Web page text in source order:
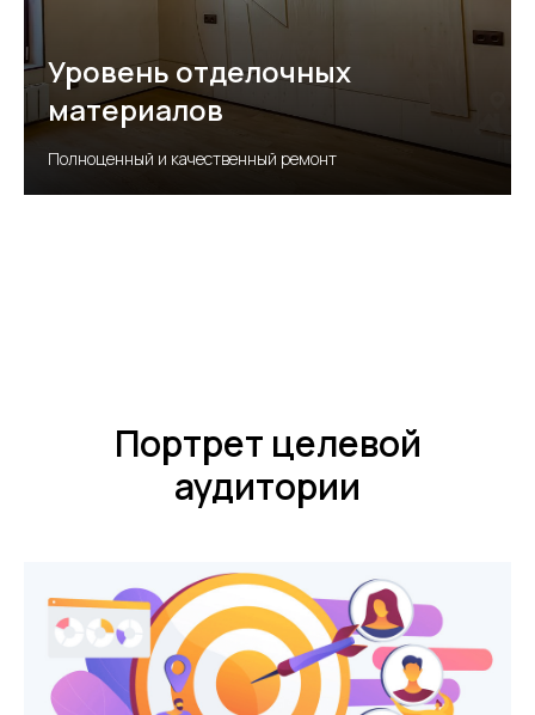
Уровень отделочных
материалов
Полноценный и качественный ремонт
Портрет целевой
аудитории